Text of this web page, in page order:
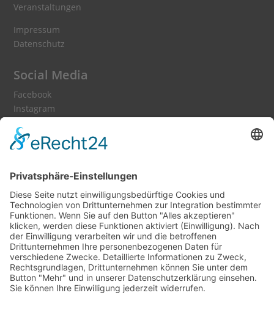
Veranstaltungen
Impressum
Datenschutz
Social Media
Facebook
Instagram
Podcast
Wir danken allen Sponsoren und
Spendern: